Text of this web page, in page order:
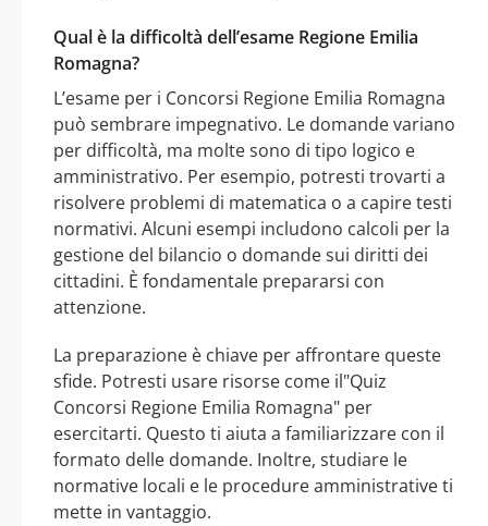
Qual è la difficoltà dell’esame Regione Emilia
Romagna?
L’esame per i Concorsi Regione Emilia Romagna
può sembrare impegnativo. Le domande variano
per difficoltà, ma molte sono di tipo logico e
amministrativo. Per esempio, potresti trovarti a
risolvere problemi di matematica o a capire testi
normativi. Alcuni esempi includono calcoli per la
gestione del bilancio o domande sui diritti dei
cittadini. È fondamentale prepararsi con
attenzione.
La preparazione è chiave per affrontare queste
sfide. Potresti usare risorse come il"Quiz
Concorsi Regione Emilia Romagna" per
esercitarti. Questo ti aiuta a familiarizzare con il
formato delle domande. Inoltre, studiare le
normative locali e le procedure amministrative ti
mette in vantaggio.